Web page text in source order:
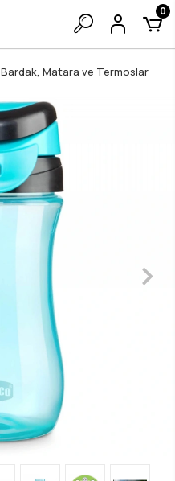
0
Bardak, Matara ve Termoslar